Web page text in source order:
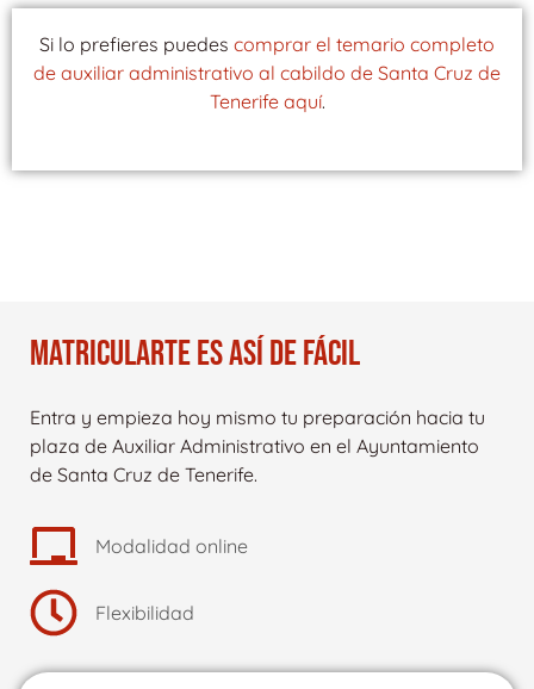
Si lo prefieres puedes comprar el temario completo
de auxiliar administrativo al cabildo de Santa Cruz de
Tenerife aquí.
MATRICULARTE ES ASÍ DE FÁCIL
Entra y empieza hoy mismo tu preparación hacia tu
plaza de Auxiliar Administrativo en el Ayuntamiento
de Santa Cruz de Tenerife.
Modalidad online
Flexibilidad